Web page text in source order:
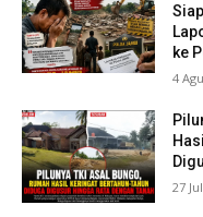
ke
4
27